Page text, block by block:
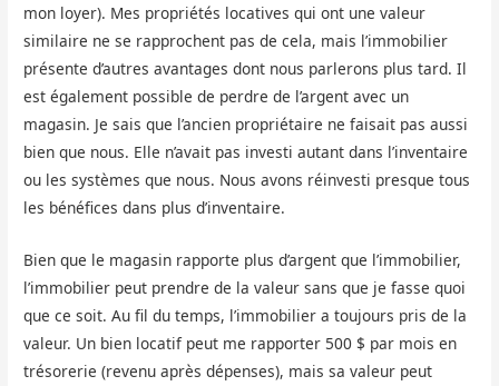
mon loyer). Mes propriétés locatives qui ont une valeur
similaire ne se rapprochent pas de cela, mais l’immobilier
présente d’autres avantages dont nous parlerons plus tard. Il
est également possible de perdre de l’argent avec un
magasin. Je sais que l’ancien propriétaire ne faisait pas aussi
bien que nous. Elle n’avait pas investi autant dans l’inventaire
ou les systèmes que nous. Nous avons réinvesti presque tous
les bénéfices dans plus d’inventaire.
Bien que le magasin rapporte plus d’argent que l’immobilier,
l’immobilier peut prendre de la valeur sans que je fasse quoi
que ce soit. Au fil du temps, l’immobilier a toujours pris de la
valeur. Un bien locatif peut me rapporter 500 $ par mois en
trésorerie (revenu après dépenses), mais sa valeur peut